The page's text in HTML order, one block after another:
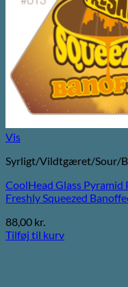
Vis
Syrligt/Vildtgæret/Sour/
CoolHead Glass
Freshly Squeezed
88,00 kr.
Tilføj til kurv